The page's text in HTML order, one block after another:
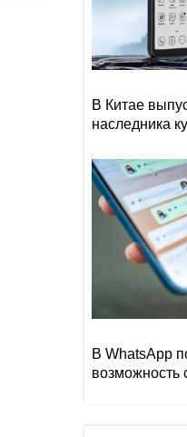
В Китае
наследника
В WhatsApp
возможность